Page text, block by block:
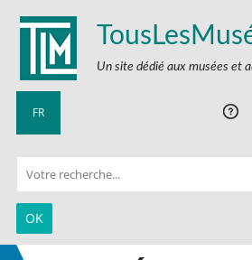
Un site dédié aux musées et
FR